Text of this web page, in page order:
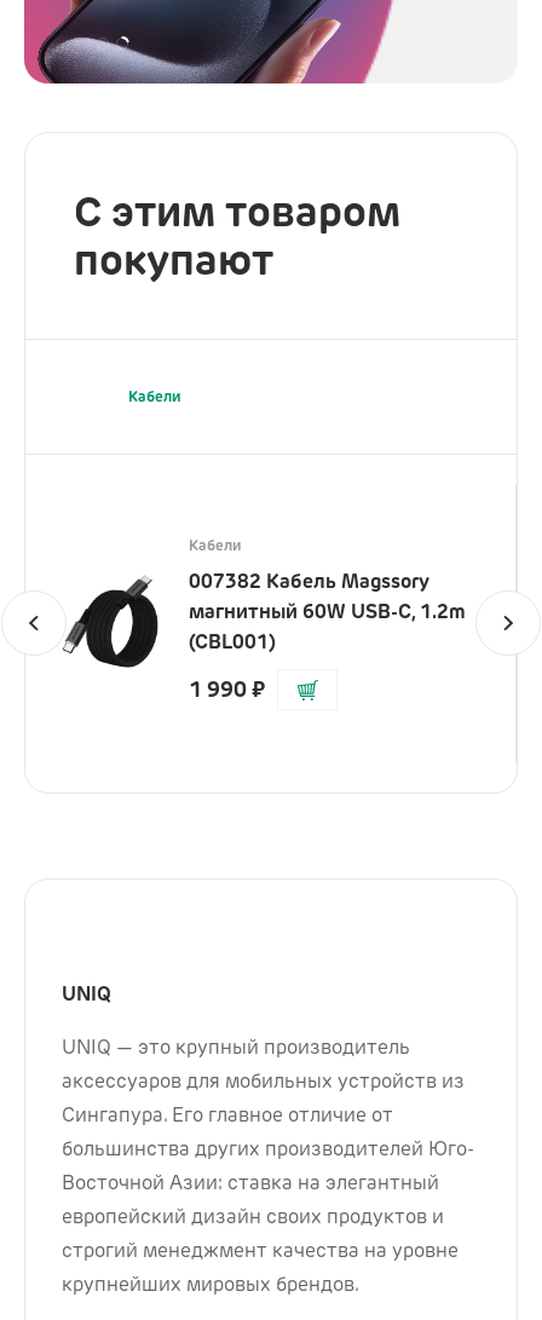
С этим товаром
покупают
Кабели
Кабели
007382 Кабель Magssory
магнитный 60W USB-C, 1.2m
(CBL001)
1 990₽
UNIQ
UNIQ — это крупный производитель
аксессуаров для мобильных устройств из
Сингапура. Его главное отличие от
большинства других производителей Юго-
Восточной Азии: ставка на элегантный
европейский дизайн своих продуктов и
строгий менеджмент качества на уровне
крупнейших мировых брендов.